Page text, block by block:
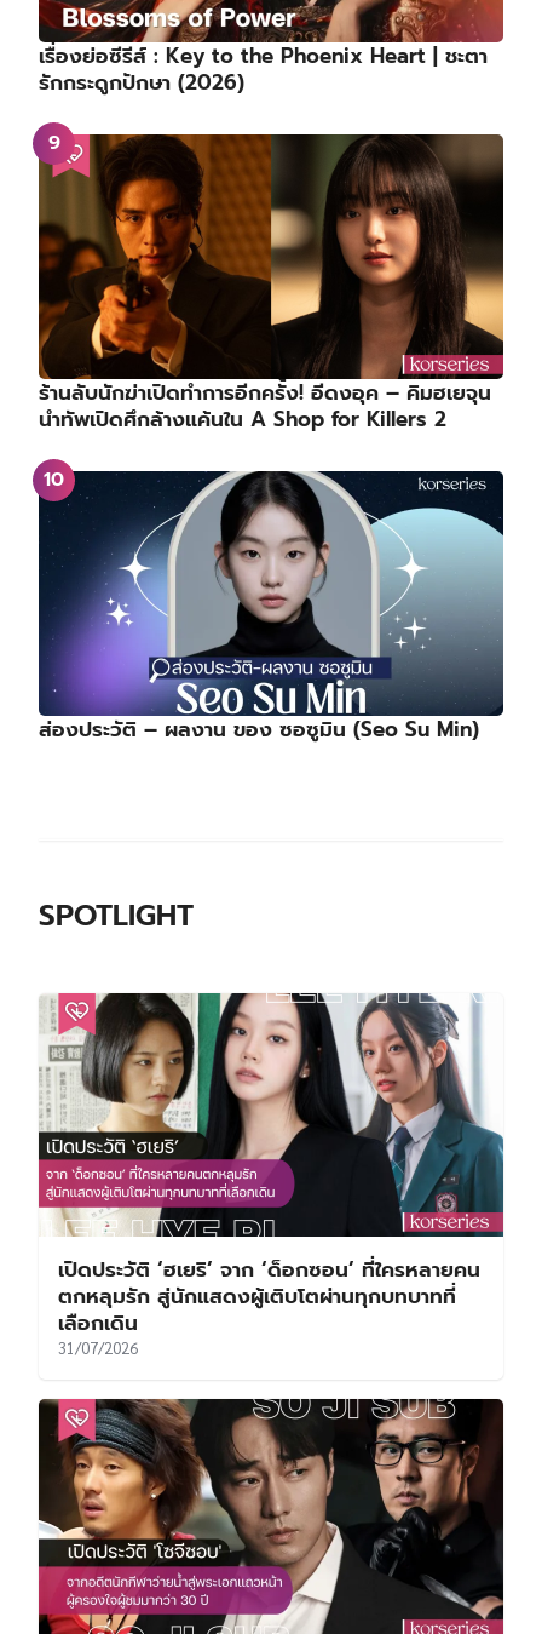
เรื่องย่อซีรีส์ : Key to the Phoenix Heart | ชะตา
รักกระดูกปักษา (2026)
ร้านลับนักฆ่าเปิดทำการอีกครั้ง! อีดงอุค – คิมฮเยจุน
นำทัพเปิดศึกล้างแค้นใน A Shop for Killers 2
ส่องประวัติ – ผลงาน ของ ซอซูมิน (Seo Su Min)
SPOTLIGHT
เปิดประวัติ ‘ฮเยริ’ จาก ‘ด็อกซอน’ ที่ใครหลายคน
ตกหลุมรัก สู่นักแสดงผู้เติบโตผ่านทุกบทบาทที่
เลือกเดิน
31/07/2026